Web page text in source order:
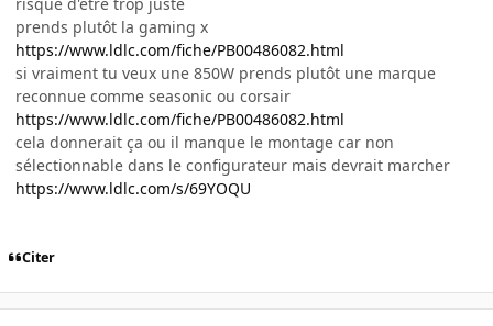
prends plutôt la gaming x
https://www.ldlc.com/fiche/PB00486082.html
si vraiment tu veux une 850W prends plutôt une marque
reconnue comme seasonic ou corsair
https://www.ldlc.com/fiche/PB00486082.html
cela donnerait ça ou il manque le montage car non
sélectionnable dans le configurateur mais devrait marcher
https://www.ldlc.com/s/69YOQU
Citer